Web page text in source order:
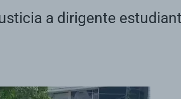
a dirigente